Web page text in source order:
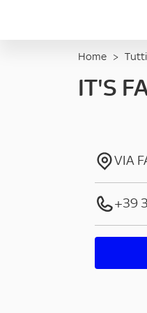
Home >
IT'S
VIA
+39